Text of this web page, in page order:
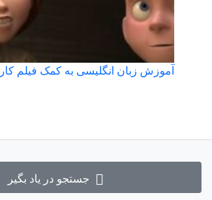
جستجو در یاد بگیر
آموزش زبان انگلیسی به کمک فیلم